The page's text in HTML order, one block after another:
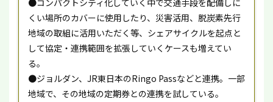
●コンパクトシティ化していく中で交通手段を配備しに
くい場所のカバーに使用したり、災害活用、脱炭素先行
地域の取組に活用いただく等、シェアサイクルを起点と
して協定・連携範囲を拡張していくケースも増えてい
る。
●ジョルダン、JR東日本のRingo Passなどと連携。一部
地域で、その地域の定期券との連携を試している。